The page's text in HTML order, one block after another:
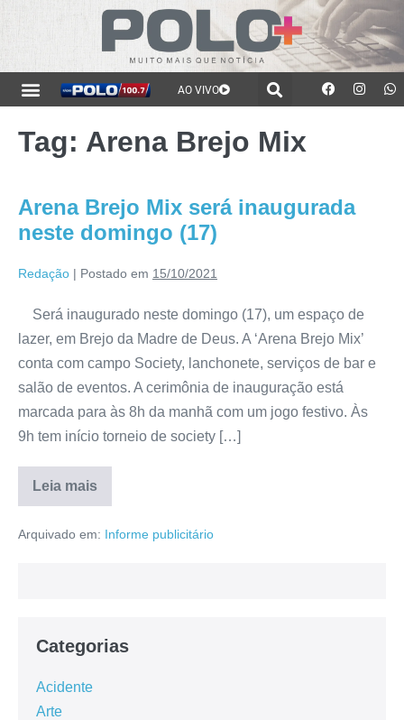
AO VIVO
Tag: Arena Brejo Mix
Arena Brejo Mix será inaugurada
neste domingo (17)
Redação | Postado em 15/10/2021
Será inaugurado neste domingo (17), um espaço de
lazer, em Brejo da Madre de Deus. A ‘Arena Brejo Mix’
conta com campo Society, lanchonete, serviços de bar e
salão de eventos. A cerimônia de inauguração está
marcada para às 8h da manhã com um jogo festivo. Às
9h tem início torneio de society […]
Leia mais
Arquivado em: Informe publicitário
Categorias
Acidente
Arte